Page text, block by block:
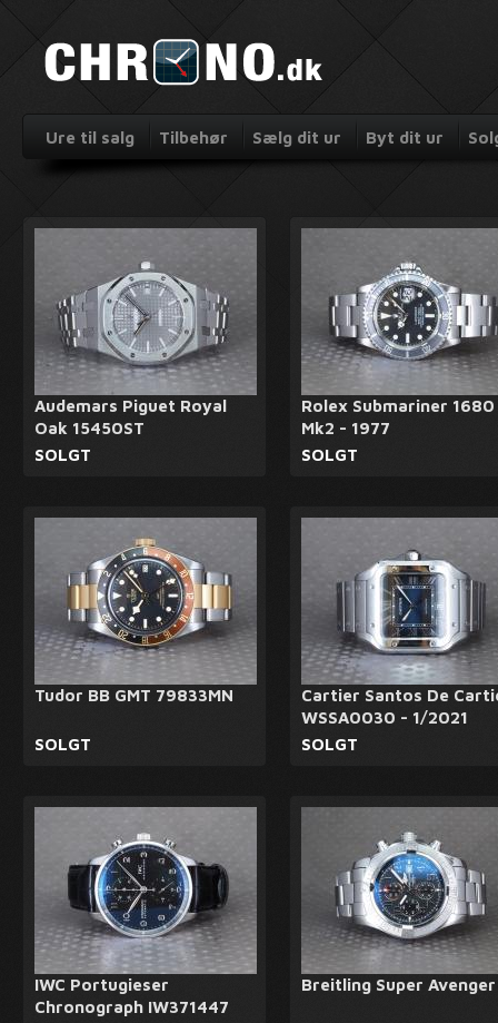
Ure til salg Tilbehør Sælg dit ur Byt dit ur
Audemars Piguet Royal
Oak 15450ST
SOLGT
Rolex Submariner 1680
Mk2 - 1977
SOLGT
Tudor BB GMT 79833MN
SOLGT
Cartier Santos De
WSSA0030 - 1/2021
SOLGT
IWC Portugieser
Chronograph IW371447
Breitling Super Avenger